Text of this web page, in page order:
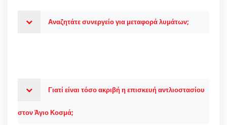
Αναζητάτε συνεργείο για μεταφορά λυμάτων;
Γιατί είναι τόσο ακριβή η επισκευή αντλιοστασίου
στον Άγιο Κοσμά;